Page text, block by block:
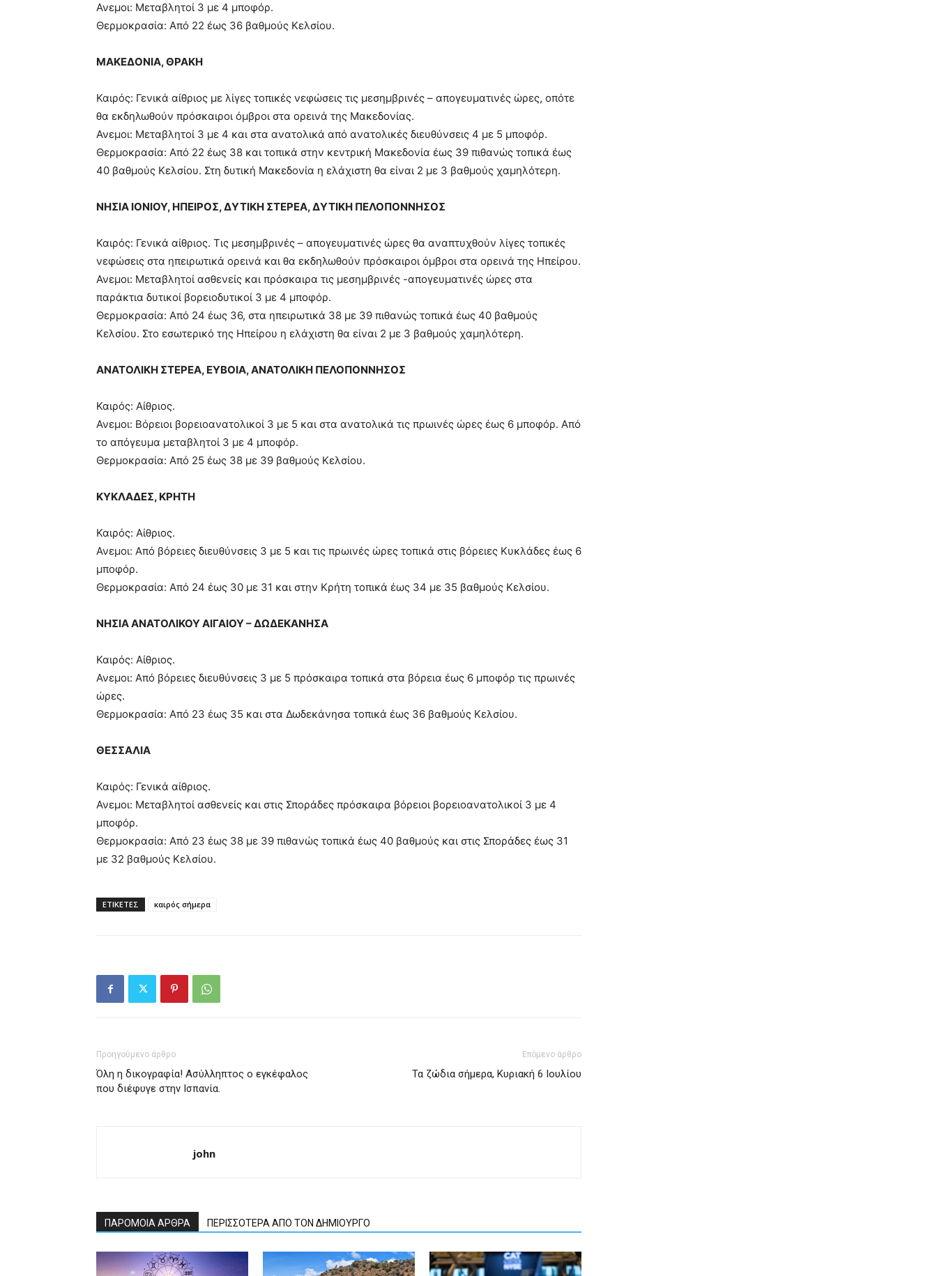
Ανεμοι: Μεταβλητοί 3 με 4 μποφόρ.
Θερμοκρασία: Από 22 έως 36 βαθμούς Κελσίου.
ΜΑΚΕΔΟΝΙΑ, ΘΡΑΚΗ
Καιρός: Γενικά αίθριος με λίγες τοπικές νεφώσεις τις μεσημβρινές – απογευματινές ώρες, οπότε
θα εκδηλωθούν πρόσκαιροι όμβροι στα ορεινά της Μακεδονίας.
Ανεμοι: Μεταβλητοί 3 με 4 και στα ανατολικά από ανατολικές διευθύνσεις 4 με 5 μποφόρ.
Θερμοκρασία: Από 22 έως 38 και τοπικά στην κεντρική Μακεδονία έως 39 πιθανώς τοπικά έως
40 βαθμούς Κελσίου. Στη δυτική Μακεδονία η ελάχιστη θα είναι 2 με 3 βαθμούς χαμηλότερη.
ΝΗΣΙΑ ΙΟΝΙΟΥ, ΗΠΕΙΡΟΣ, ΔΥΤΙΚΗ ΣΤΕΡΕΑ, ΔΥΤΙΚΗ ΠΕΛΟΠΟΝΝΗΣΟΣ
Καιρός: Γενικά αίθριος. Τις μεσημβρινές – απογευματινές ώρες θα αναπτυχθούν λίγες τοπικές
νεφώσεις στα ηπειρωτικά ορεινά και θα εκδηλωθούν πρόσκαιροι όμβροι στα ορεινά της Ηπείρου.
Ανεμοι: Μεταβλητοί ασθενείς και πρόσκαιρα τις μεσημβρινές -απογευματινές ώρες στα
παράκτια δυτικοί βορειοδυτικοί 3 με 4 μποφόρ.
Θερμοκρασία: Από 24 έως 36, στα ηπειρωτικά 38 με 39 πιθανώς τοπικά έως 40 βαθμούς
Κελσίου. Στο εσωτερικό της Ηπείρου η ελάχιστη θα είναι 2 με 3 βαθμούς χαμηλότερη.
ΑΝΑΤΟΛΙΚΗ ΣΤΕΡΕΑ, ΕΥΒΟΙΑ, ΑΝΑΤΟΛΙΚΗ ΠΕΛΟΠΟΝΝΗΣΟΣ
Καιρός: Αίθριος.
Ανεμοι: Βόρειοι βορειοανατολικοί 3 με 5 και στα ανατολικά τις πρωινές ώρες έως 6 μποφόρ. Από
το απόγευμα μεταβλητοί 3 με 4 μποφόρ.
Θερμοκρασία: Από 25 έως 38 με 39 βαθμούς Κελσίου.
ΚΥΚΛΑΔΕΣ, ΚΡΗΤΗ
Καιρός: Αίθριος.
Ανεμοι: Από βόρειες διευθύνσεις 3 με 5 και τις πρωινές ώρες τοπικά στις βόρειες Κυκλάδες έως 6
μποφόρ.
Θερμοκρασία: Από 24 έως 30 με 31 και στην Κρήτη τοπικά έως 34 με 35 βαθμούς Κελσίου.
ΝΗΣΙΑ ΑΝΑΤΟΛΙΚΟΥ ΑΙΓΑΙΟΥ – ΔΩΔΕΚΑΝΗΣΑ
Καιρός: Αίθριος.
Ανεμοι: Από βόρειες διευθύνσεις 3 με 5 πρόσκαιρα τοπικά στα βόρεια έως 6 μποφόρ τις πρωινές
ώρες.
Θερμοκρασία: Από 23 έως 35 και στα Δωδεκάνησα τοπικά έως 36 βαθμούς Κελσίου.
ΘΕΣΣΑΛΙΑ
Καιρός: Γενικά αίθριος.
Ανεμοι: Μεταβλητοί ασθενείς και στις Σποράδες πρόσκαιρα βόρειοι βορειοανατολικοί 3 με 4
μποφόρ.
Θερμοκρασία: Από 23 έως 38 με 39 πιθανώς τοπικά έως 40 βαθμούς και στις Σποράδες έως 31
με 32 βαθμούς Κελσίου.
ΕΤΙΚΕΤΕΣ καιρός σήμερα
Προηγούμενο άρθρο
Όλη η δικογραφία! Ασύλληπτος ο εγκέφαλος
που διέφυγε στην Ισπανία.
Επόμενο άρθρο
Τα ζώδια σήμερα, Κυριακή 6 Ιουλίου
john
ΠΑΡΟΜΟΙΑ ΑΡΘΡΑ ΠΕΡΙΣΣΟΤΕΡΑ ΑΠΟ ΤΟΝ ΔΗΜΙΟΥΡΓΟ